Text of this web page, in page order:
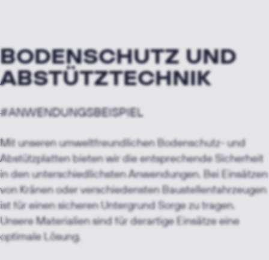
BODENSCHUTZ UND
ABSTÜTZTECHNIK
#ANWENDUNGSBEISPIEL
Mit unseren umweltfreundlichen Bodenschutz- und
Abstützplatten bieten wir die entsprechende Sicherheit
in den unterschiedlichsten Anwendungen. Bei Einsätzen
von Kränen oder verschiedensten Baustellenfahrzeugen
ist für einen sicheren Untergrund Sorge zu tragen.
Unsere Materialien sind für derartige Einsätze eine
optimale Lösung.